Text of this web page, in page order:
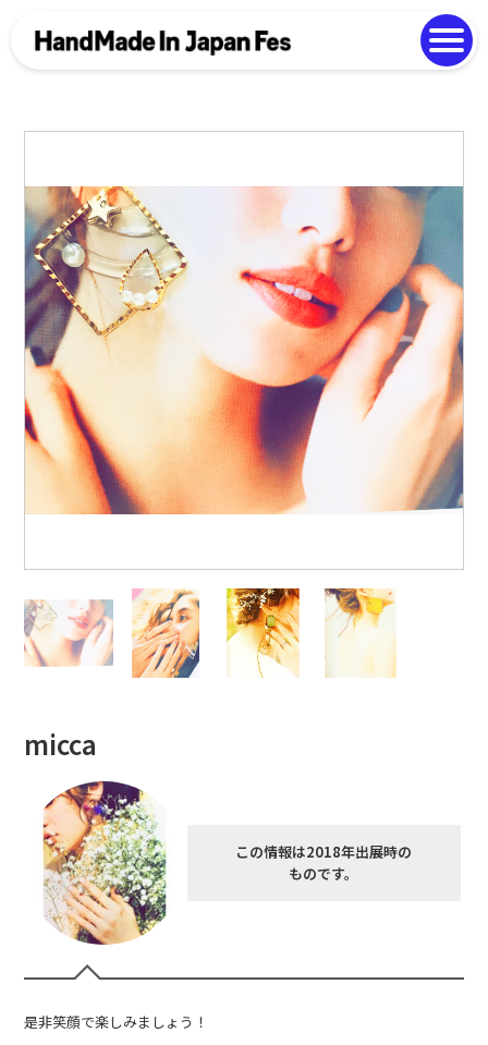
Photo Gallery
micca
この情報は2018年出展時の
ものです。
是非笑顔で楽しみましょう！